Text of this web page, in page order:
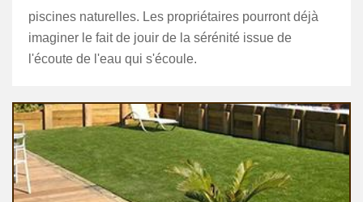
piscines naturelles. Les propriétaires pourront déjà
imaginer le fait de jouir de la sérénité issue de
l'écoute de l'eau qui s'écoule.